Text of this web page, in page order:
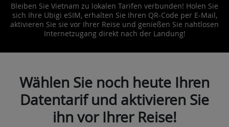
Bleiben Sie Vietnam zu lokalen Tarifen verbunden! Holen Sie
sich Ihre Ubigi eSIM, erhalten Sie Ihren QR-Code per E-Mail,
aktivieren Sie sie vor Ihrer Reise und genießen Sie nahtlosen
Internetzugang direkt nach der Landung!
Wählen Sie noch heute Ihren
Datentarif und aktivieren Sie
ihn vor Ihrer Reise!